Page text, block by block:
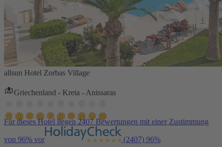
allsun Hotel Zorbas Village
Griechenland - Kreta - Anissaras
Für dieses Hotel liegen 2407 Bewertungen mit einer Zustimmung
von 96% vor (2407) 96%